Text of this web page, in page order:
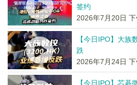
签约
2026年7月20日
【今日IPO】大族
跌
2026年7月24日
【今日IPO】芯碁